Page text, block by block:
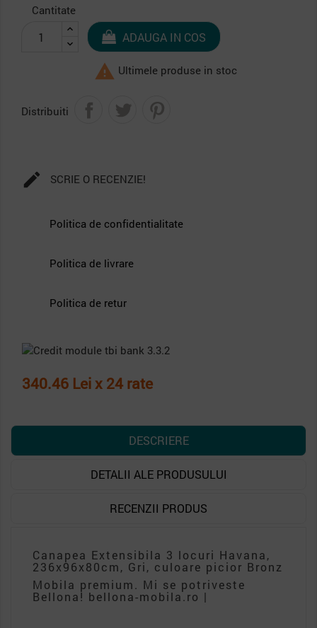
Cantitate
ADAUGA IN COS
 Ultimele produse in stoc
Distribuiti
 SCRIE O RECENZIE!
Politica de confidentialitate
Politica de livrare
Politica de retur
340.46 Lei x 24 rate
DESCRIERE
DETALII ALE PRODUSULUI
RECENZII PRODUS
Canapea Extensibila 3 locuri Havana,
236x96x80cm, Gri, culoare picior Bronz
Mobila premium. Mi se potriveste
Bellona! bellona-mobila.ro |